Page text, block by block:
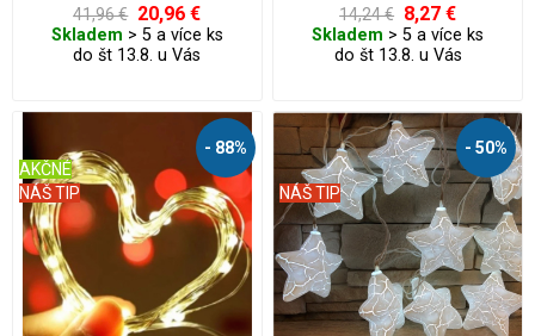
41,96 € 20,96 €
Skladem > 5 a více ks
do št 13.8. u Vás
14,24 € 8,27 €
Skladem > 5 a více ks
do št 13.8. u Vás
- 88%
NÁŠ TIP
AKČNÉ
- 50%
NÁŠ TIP